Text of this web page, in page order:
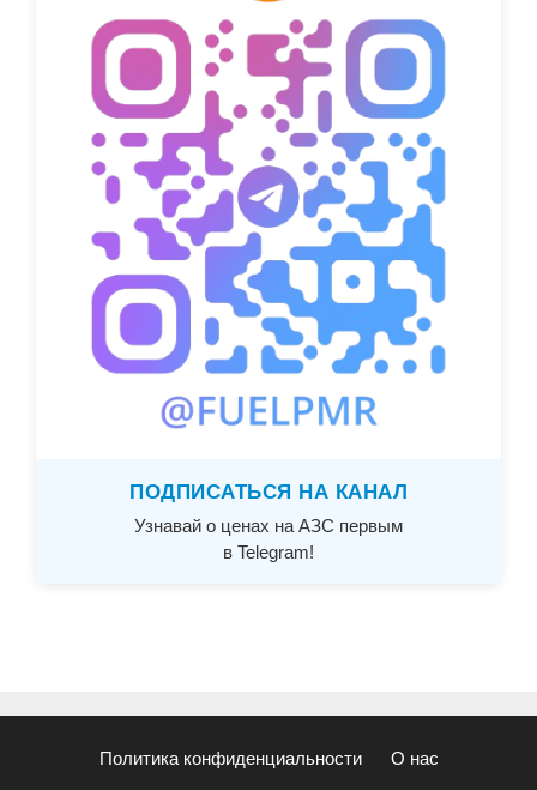
ПОДПИСАТЬСЯ НА КАНАЛ
Узнавай о ценах на АЗС первым
в Telegram!
Политика конфиденциальности О нас